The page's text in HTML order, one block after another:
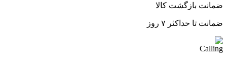
ضمانت بازگشت کالا
ضمانت تا حداکثر ۷ روز